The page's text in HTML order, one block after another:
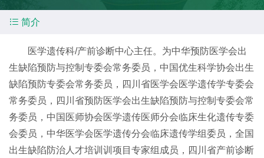
 简介
医学遗传科/产前诊断中心主任。为中华预防医学会出
生缺陷预防与控制专委会常务委员，中国优生科学协会出生
缺陷预防专委会常务委员，四川省医学会医学遗传学专委会
常务委员，四川省预防医学会出生缺陷预防与控制专委会常
务委员，中国医师协会医学遗传医师分会临床生化遗传专委
会委员，中华医学会医学遗传分会临床遗传学组委员，全国
出生缺陷防治人才培训训项目专家组成员，四川省产前诊断